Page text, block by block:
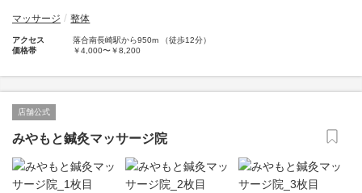
マッサージ 整体
アクセス
落合南長崎駅から950m （徒歩12分）
価格帯
￥4,000〜￥8,200
店舗公式
みやもと鍼灸マッサージ院